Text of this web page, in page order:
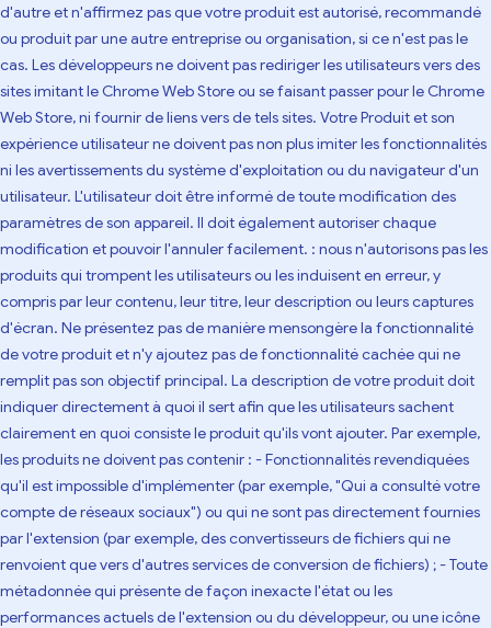
d'autre et n'affirmez pas que votre produit est autorisé, recommandé
ou produit par une autre entreprise ou organisation, si ce n'est pas le
cas. Les développeurs ne doivent pas rediriger les utilisateurs vers des
sites imitant le Chrome Web Store ou se faisant passer pour le Chrome
Web Store, ni fournir de liens vers de tels sites. Votre Produit et son
expérience utilisateur ne doivent pas non plus imiter les fonctionnalités
ni les avertissements du système d'exploitation ou du navigateur d'un
utilisateur. L'utilisateur doit être informé de toute modification des
paramètres de son appareil. Il doit également autoriser chaque
modification et pouvoir l'annuler facilement. : nous n'autorisons pas les
produits qui trompent les utilisateurs ou les induisent en erreur, y
compris par leur contenu, leur titre, leur description ou leurs captures
d'écran. Ne présentez pas de manière mensongère la fonctionnalité
de votre produit et n'y ajoutez pas de fonctionnalité cachée qui ne
remplit pas son objectif principal. La description de votre produit doit
indiquer directement à quoi il sert afin que les utilisateurs sachent
clairement en quoi consiste le produit qu'ils vont ajouter. Par exemple,
les produits ne doivent pas contenir : - Fonctionnalités revendiquées
qu'il est impossible d'implémenter (par exemple, "Qui a consulté votre
compte de réseaux sociaux") ou qui ne sont pas directement fournies
par l'extension (par exemple, des convertisseurs de fichiers qui ne
renvoient que vers d'autres services de conversion de fichiers) ; - Toute
métadonnée qui présente de façon inexacte l'état ou les
performances actuels de l'extension ou du développeur, ou une icône